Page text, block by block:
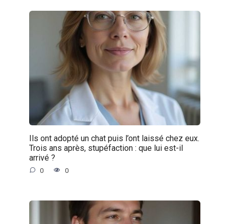
Ils ont adopté un chat puis l’ont laissé chez eux.
Trois ans après, stupéfaction : que lui est-il
arrivé ?
0 0